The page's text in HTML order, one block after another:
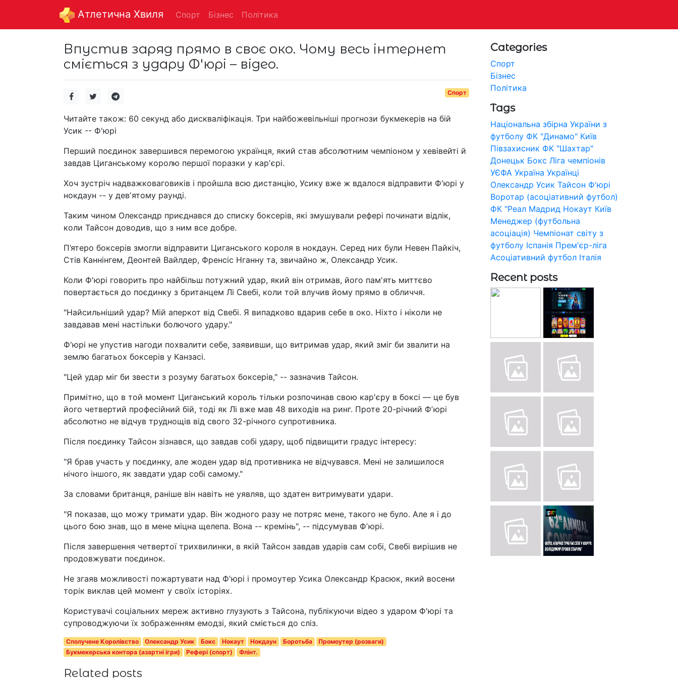
Aтлетична Хвиля Спорт Бізнес Політика
Впустив заряд прямо в своє око. Чому весь інтернет
сміється з удару Ф'юрі – відео.
Спорт
Читайте також: 60 секунд або дискваліфікація. Три найбожевільніші прогнози букмекерів на бій
Усик -- Ф'юрі
Перший поєдинок завершився перемогою українця, який став абсолютним чемпіоном у хевівейті й
завдав Циганському королю першої поразки у карʼєрі.
Хоч зустріч надважковаговиків і пройшла всю дистанцію, Усику вже ж вдалося відправити Ф'юрі у
нокдаун -- у девʼятому раунді.
Таким чином Олександр приєднався до списку боксерів, які змушували рефері починати відлік,
коли Тайсон доводив, що з ним все добре.
П’ятеро боксерів змогли відправити Циганського короля в нокдаун. Серед них були Невен Пайкіч,
Стів Каннінгем, Деонтей Вайлдер, Френсіс Нганну та, звичайно ж, Олександр Усик.
Коли Ф'юрі говорить про найбільш потужний удар, який він отримав, його пам'ять миттєво
повертається до поєдинку з британцем Лі Свебі, коли той влучив йому прямо в обличчя.
"Найсильніший удар? Мій аперкот від Свебі. Я випадково вдарив себе в око. Ніхто і ніколи не
завдавав мені настільки болючого удару."
Ф'юрі не упустив нагоди похвалити себе, заявивши, що витримав удар, який зміг би звалити на
землю багатьох боксерів у Канзасі.
"Цей удар міг би звести з розуму багатьох боксерів," -- зазначив Тайсон.
Примітно, що в той момент Циганський король тільки розпочинав свою кар'єру в боксі — це був
його четвертий професійний бій, тоді як Лі вже мав 48 виходів на ринг. Проте 20-річний Фʼюрі
абсолютно не відчув труднощів від свого 32-річного супротивника.
Після поєдинку Тайсон зізнався, що завдав собі удару, щоб підвищити градус інтересу:
"Я брав участь у поєдинку, але жоден удар від противника не відчувався. Мені не залишилося
нічого іншого, як завдати удар собі самому."
За словами британця, раніше він навіть не уявляв, що здатен витримувати удари.
"Я показав, що можу тримати удар. Він жодного разу не потряс мене, такого не було. Але я і до
цього бою знав, що в мене міцна щелепа. Вона -- кремінь", -- підсумував Фʼюрі.
Після завершення четвертої трихвилинки, в якій Тайсон завдав ударів сам собі, Свебі вирішив не
продовжувати поєдинок.
Не згаяв можливості пожартувати над Ф'юрі і промоутер Усика Олександр Красюк, який восени
торік виклав цей момент у своїх історіях.
Користувачі соціальних мереж активно глузують з Тайсона, публікуючи відео з ударом Ф'юрі та
супроводжуючи їх зображенням емодзі, який сміється до сліз.
Сполучене Королівство Олександр Усик Бокс Нокаут Нокдаун Боротьба
Промоутер (розваги)
Букмекерська контора (азартні ігри)
Рефері (спорт) Флінт.
Related posts
Categories
Спорт
Бізнес
Політика
Tags
Національна збірна України з
футболу ФК "Динамо" Київ
Півзахисник ФК "Шахтар"
Донецьк Бокс Ліга чемпіонів
УЄФА Україна Українці
Олександр Усик Тайсон Ф'юрі
Воротар (асоціативний футбол)
ФК "Реал Мадрид Нокаут Київ
Менеджер (футбольна
асоціація) Чемпіонат світу з
футболу Іспанія Прем'єр-ліга
Асоціативний футбол Італія
Recent posts